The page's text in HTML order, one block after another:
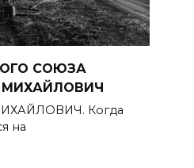
СОЮЗА
Когда
на